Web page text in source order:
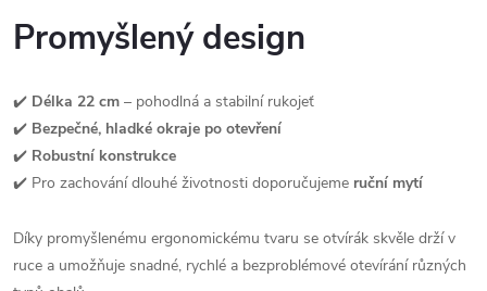
Promyšlený design
✔️ Délka 22 cm – pohodlná a stabilní rukojeť
✔️ Bezpečné, hladké okraje po otevření
✔️ Robustní konstrukce
✔️ Pro zachování dlouhé životnosti doporučujeme ruční mytí
Díky promyšlenému ergonomickému tvaru se otvírák skvěle drží v
ruce a umožňuje snadné, rychlé a bezproblémové otevírání různých